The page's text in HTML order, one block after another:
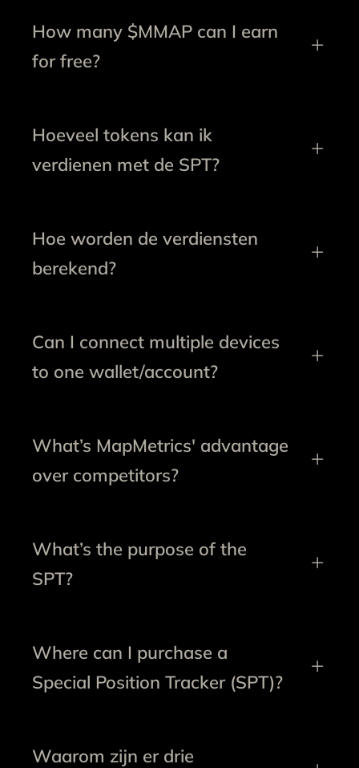
How many $MMAP can I earn
for free?
Hoeveel tokens kan ik
verdienen met de SPT?
Hoe worden de verdiensten
berekend?
Can I connect multiple devices
to one wallet/account?
What’s MapMetrics' advantage
over competitors?
What’s the purpose of the
SPT?
Where can I purchase a
Special Position Tracker (SPT)?
Waarom zijn er drie